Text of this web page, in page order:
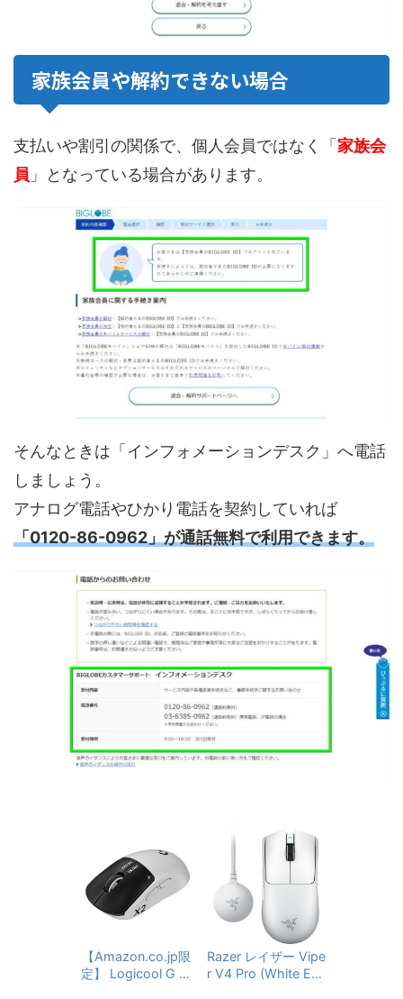
家族会員や解約できない場合
支払いや割引の関係で、個人会員ではなく「 家族会
員 」となっている場合があります。
そんなときは「インフォメーションデスク」へ電話
しましょう。
アナログ電話やひかり電話を契約していれば
「0120-86-0962」が通話無料で利用できます。
【Amazon.co.jp限
定】 Logicool G ラ
Razer レイザー Vipe
r V4 Pro (White Edit